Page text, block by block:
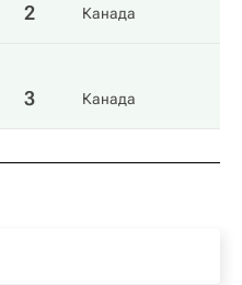
2 Канада
3 Канада